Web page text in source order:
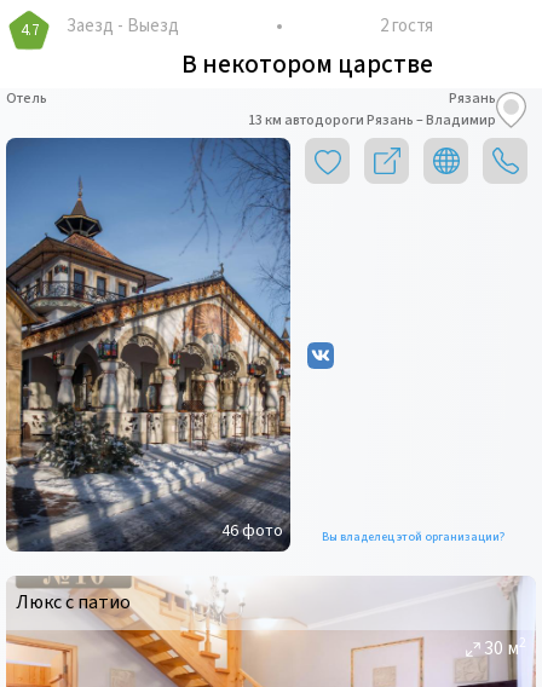
4.7
В некотором царстве
Заезд - Выезд 2 гостя
Отель
Рязань
13 км автодороги Рязань – Владимир
46фото Вы владелец этой организации?
Люкс с патио
30 м2